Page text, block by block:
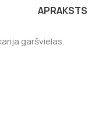
APRAKSTS
garšvielas.